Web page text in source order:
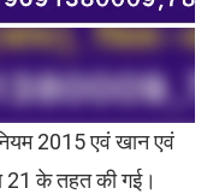
2015 एवं खान एवं
21 के तहत की गई।